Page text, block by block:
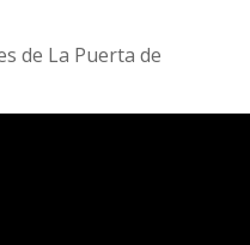
de La Puerta de